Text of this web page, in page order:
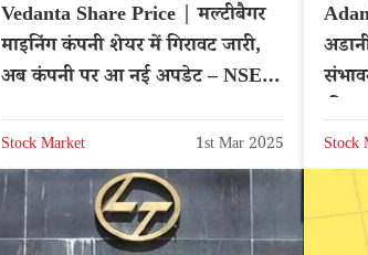
Vedanta Share Price | मल्टीबैगर
माइनिंग कंपनी शेयर में गिरावट जारी,
अब कंपनी पर आ नई अपडेट – NSE:
Stock Market 1st Mar 2025 Stock